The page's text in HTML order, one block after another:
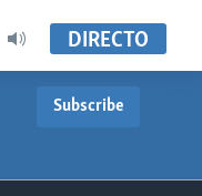
DIRECTO
Subscribe